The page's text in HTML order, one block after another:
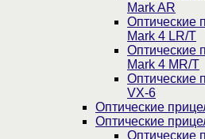
Mark AR
Оптические
Mark 4 LR/T
Оптические
Mark 4 MR/T
Оптические
VX-6
Оптические
Оптические
Оптические